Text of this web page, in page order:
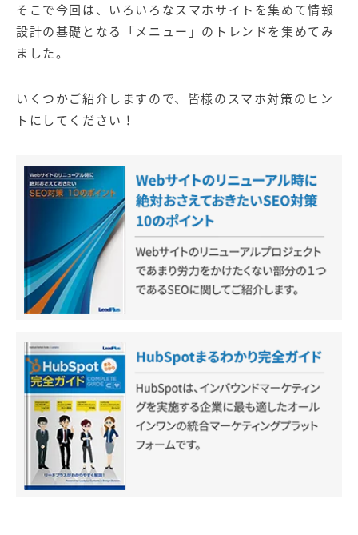
そこで今回は、いろいろなスマホサイトを集めて情報
設計の基礎となる「メニュー」のトレンドを集めてみ
ました。
いくつかご紹介しますので、皆様のスマホ対策のヒン
トにしてください！